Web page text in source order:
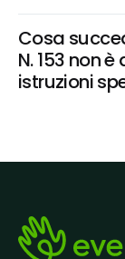
Cosa
N. 153 non
istruzioni